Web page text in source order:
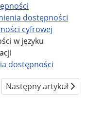
dostępności
cyfrowej
w języku
dostępności
naszych
Następny artykuł:
Następny artykuł